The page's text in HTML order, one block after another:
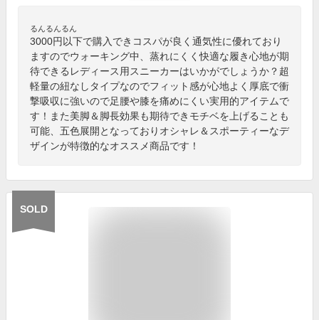
るんるんるん
3000円以下で購入できコスパが良く通気性に優れており
ますのでウォーキング中、蒸れにくく快適な履き心地が期
待できるレディース用スニーカーはいかがでしょうか？超
軽量の紐なしタイプなのでフィット感が心地よく厚底で衝
撃吸収に強いので足腰や膝を痛めにくい実用的アイテムで
す！また美脚＆脚長効果も期待できモチベを上げることも
可能、五色展開となっておりオシャレ＆スポーティーなデ
ザインが特徴的なオススメ商品です！
SOLD